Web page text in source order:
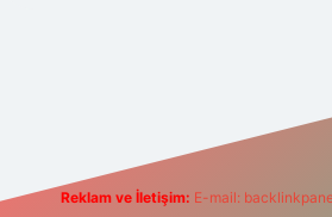
Reklam ve İletişim: E-mail: